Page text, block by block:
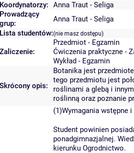
Koordynatorzy:
Anna Traut - Seliga
Prowadzący
grup:
Anna Traut - Seliga
Lista studentów:(nie masz dostępu)
Zaliczenie:
Przedmiot - Egzamin
Ćwiczenia praktyczne -
Wykład - Egzamin
Skrócony opis:
Botanika jest
tego przedmiotu jest
roślinami a glebą i
roślinną oraz poznanie
(1)Wymagania wstępne
Student powinien
ponadgimnazjalnej.
kierunku Ogrodnictwo.